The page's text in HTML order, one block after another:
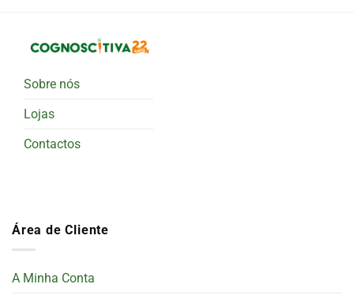
Sobre nós
Lojas
Contactos
Área de Cliente
A Minha Conta